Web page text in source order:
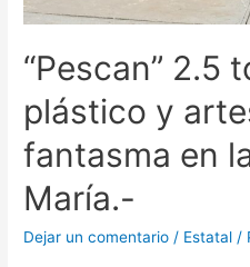
“Pescan” 2.5
plástico y
fantasma en
María.-
Dejar un comentario / Estatal /